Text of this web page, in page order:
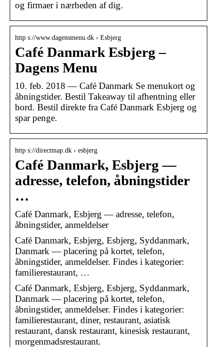
og firmaer i nærheden af dig.
http s://www.dagensmenu.dk › Esbjerg
Café Danmark Esbjerg –
Dagens Menu
10. feb. 2018 — Café Danmark Se menukort og
åbningstider. Bestil Takeaway til afhentning eller
bord. Bestil direkte fra Café Danmark Esbjerg og
spar penge.
http s://directmap.dk › esbjerg
Café Danmark, Esbjerg —
adresse, telefon, åbningstider
…
Café Danmark, Esbjerg — adresse, telefon,
åbningstider, anmeldelser
Café Danmark, Esbjerg, Esbjerg, Syddanmark,
Danmark — placering på kortet, telefon,
åbningstider, anmeldelser. Findes i kategorier:
familierestaurant, …
Café Danmark, Esbjerg, Esbjerg, Syddanmark,
Danmark — placering på kortet, telefon,
åbningstider, anmeldelser. Findes i kategorier:
familierestaurant, diner, restaurant, asiatisk
restaurant, dansk restaurant, kinesisk restaurant,
morgenmadsrestaurant.